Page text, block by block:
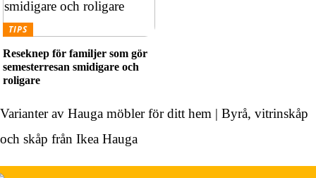
TIPS
Reseknep för familjer som gör
semesterresan smidigare och
roligare
Varianter av Hauga möbler för ditt hem | Byrå, vitrinskåp
och skåp från Ikea Hauga